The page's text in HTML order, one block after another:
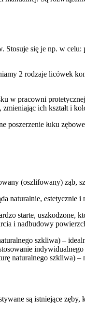
się je np. w celu:
2 rodzaje licówek
w pracowni
ich kształt i
poszerzenie łuku
(oszlifowany) ząb,
estetycznie i
starte, uszkodzone,
i nadbudowy
szkliwa) –
naturalnego szkliwa) –
są istniejące